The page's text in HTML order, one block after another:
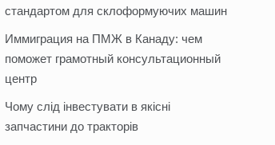
стандартом для склоформуючих машин
Иммиграция на ПМЖ в Канаду: чем
поможет грамотный консультационный
центр
Чому слід інвестувати в якісні
запчастини до тракторів